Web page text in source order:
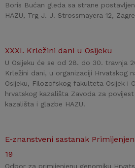
Boris Bućan gleda sa strane
HAZU, Trg J. J. Strossmayera 12,
XXXI. Krležini dani u Osijeku
U Osijeku će se od 28. do 30. travnja
Krležini dani, u organizaciji Hrvatskog
Osijeku, Filozofskog fakulteta Osijek i
hrvatskog kazališta Zavoda za
kazališta i glazbe HAZU.
E-znanstveni sastanak
19
Odbor za primijenjenu genomiku